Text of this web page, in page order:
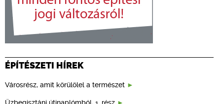
ÉPÍTÉSZETI HÍREK
Városrész, amit körülölel a természet
Üzbegisztáni útinaplómból, 1. rész